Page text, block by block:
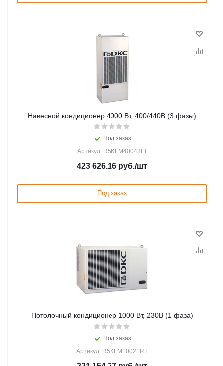
Навесной кондиционер 4000 Вт, 400/440В (3 фазы)
Под заказ
Артикул: R5KLM40043LT
423 626.16 руб./шт
Под заказ
Потолочный кондиционер 1000 Вт, 230В (1 фаза)
Под заказ
Артикул: R5KLM10021RT